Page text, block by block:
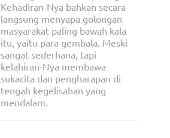
Kehadiran-Nya bahkan secara
langsung menyapa golongan
masyarakat paling bawah kala
itu, yaitu para gembala. Meski
sangat sederhana, tapi
kelahiran-Nya membawa
sukacita dan pengharapan di
tengah kegelisahan yang
mendalam.